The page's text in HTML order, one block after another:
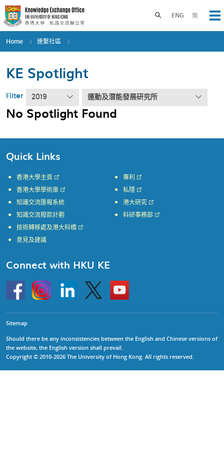
Skip
to
main
content
ENG 简
Toggle search panel
Home 連繫社區
KE Spotlight
Filter 2019 運動及潛能發展研究所
No Spotlight Found
Quick Links
香港大學主頁
香港大學學術庫
知識交流匯報系統
知識交流撥款計劃
專利
私隱
港大研究
科研事務部
技術轉移處及港大科橋
意見及建議
Connect with HKU KE
HKU
InstagramLinkedin Twitter
Go
to
HKU
Sitemap
Should there be any inconsistencies between the English and Chinese versions of
the website, the English version shall prevail.
Copyright © 2010-2026 The University of Hong Kong. All rights reserved.